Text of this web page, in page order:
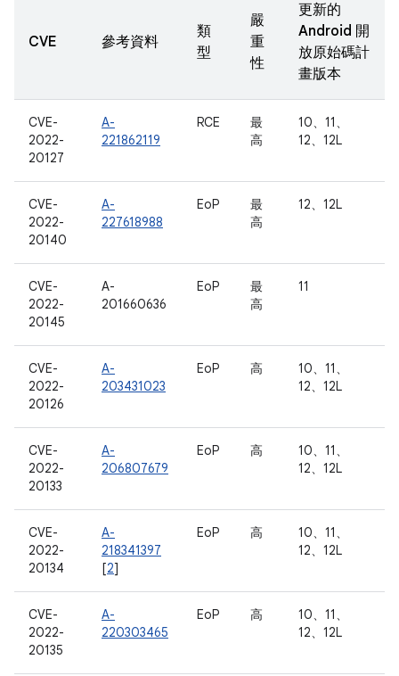
CVE 參考資料
類
型
嚴
重
性
更新的
Android 開
放原始碼計
畫版本
CVE-
2022-
20127
A-
221862119
RCE
最
高
10、11、
12、12L
CVE-
2022-
20140
A-
227618988
EoP
最
高
12、12L
CVE-
2022-
20145
A-
201660636
EoP
最
高
11
CVE-
2022-
20126
A-
203431023
EoP 高
10、11、
12、12L
CVE-
2022-
20133
A-
206807679
EoP 高
10、11、
12、12L
CVE-
2022-
20134
A-
218341397
[2]
EoP 高
10、11、
12、12L
CVE-
2022-
20135
A-
220303465
EoP 高
10、11、
12、12L